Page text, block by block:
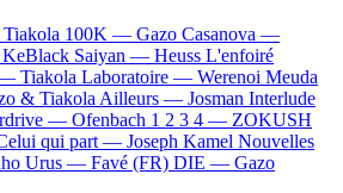
100K — Gazo Casanova —
KeBlack Saiyan — Heuss L'enfoiré
— Tiakola Laboratoire — Werenoi Meuda
& Tiakola Ailleurs — Josman Interlude
— Ofenbach 1 2 3 4 — ZOKUSH
qui part — Joseph Kamel Nouvelles
Urus — Favé (FR) DIE — Gazo